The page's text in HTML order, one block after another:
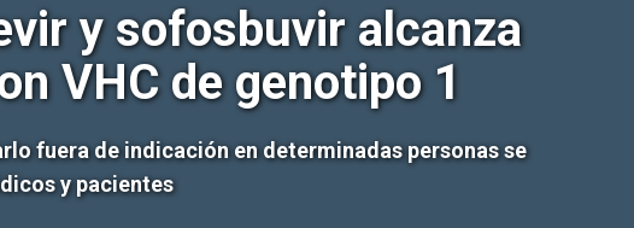
y sofosbuvir alcanza
VHC de genotipo 1
fuera de indicación en determinadas personas se
y pacientes